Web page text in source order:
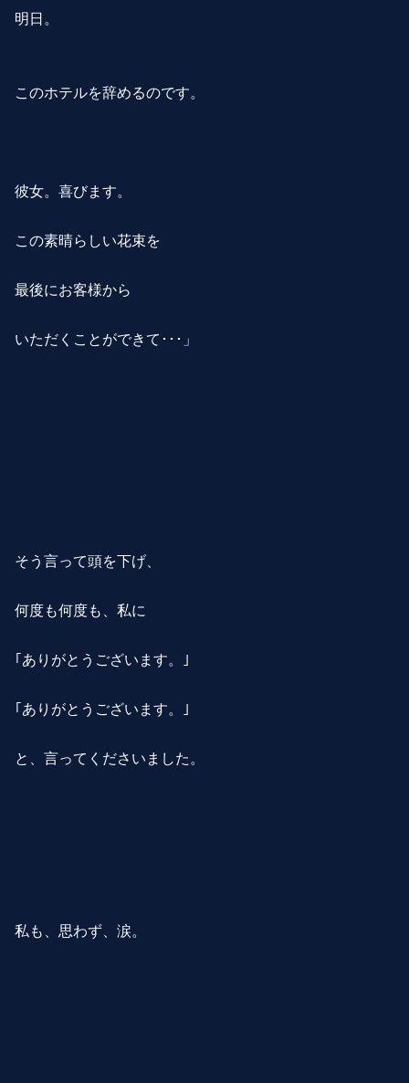
明日。
このホテルを辞めるのです。
彼女。喜びます。
この素晴らしい花束を
最後にお客様から
いただくことができて･･･」
そう言って頭を下げ、
何度も何度も、私に
｢ありがとうございます。｣
｢ありがとうございます。｣
と、言ってくださいました。
私も、思わず、涙。